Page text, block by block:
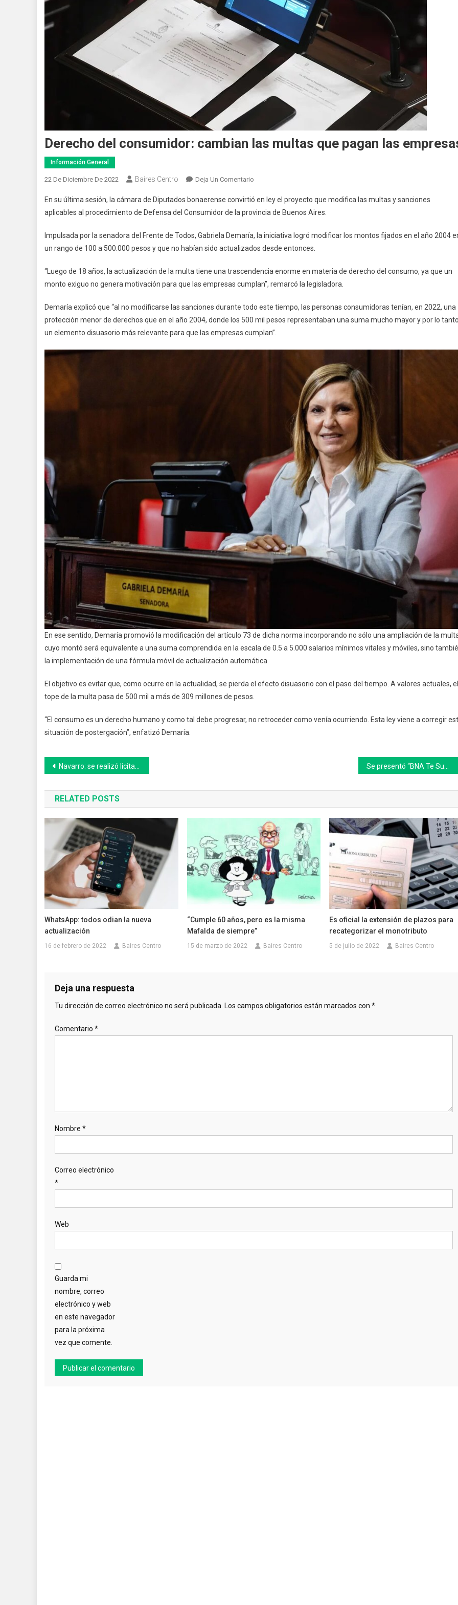
Derecho del consumidor: cambian las multas que pagan las
Información General
22 De Diciembre De 2022 Baires Centro Deja Un Comentario
Del
Consumidor:
Las
Multas
Pagan
Las
En su última sesión, la cámara de Diputados bonaerense convirtió en ley el proyecto que modifica las multas y sanciones
aplicables al procedimiento de Defensa del Consumidor de la provincia de Buenos Aires.
Impulsada por la senadora del Frente de Todos, Gabriela Demaría, la iniciativa logró modificar los montos fijados en el año 2004
un rango de 100 a 500.000 pesos y que no habían sido actualizados desde entonces.
“Luego de 18 años, la actualización de la multa tiene una trascendencia enorme en materia de derecho del consumo, ya que un
monto exiguo no genera motivación para que las empresas cumplan”, remarcó la legisladora.
Demaría explicó que “al no modificarse las sanciones durante todo este tiempo, las personas consumidoras tenían, en 2022, una
protección menor de derechos que en el año 2004, donde los 500 mil pesos representaban una suma mucho mayor y por lo
un elemento disuasorio más relevante para que las empresas cumplan”.
En ese sentido, Demaría promovió la modificación del artículo 73 de dicha norma incorporando no sólo una ampliación de la
cuyo montó será equivalente a una suma comprendida en la escala de 0.5 a 5.000 salarios mínimos vitales y móviles, sino
la implementación de una fórmula móvil de actualización automática.
El objetivo es evitar que, como ocurre en la actualidad, se pierda el efecto disuasorio con el paso del tiempo. A valores actuales, el
tope de la multa pasa de 500 mil a más de 309 millones de pesos.
“El consumo es un derecho humano y como tal debe progresar, no retroceder como venía ocurriendo. Esta ley viene a corregir
situación de postergación”, enfatizó Demaría.
Navegación
de
entradas
Navarro: se realizó licitación para realización de rampas, y reparación y ejecución de veredas Se presentó “BNA Te Suma”, el programa de Inclusión Financiera del Banco Nación
RELATED POSTS
WhatsApp: todos odian la nueva
actualización
16 de febrero de 2022 Baires Centro
“Cumple 60 años, pero es la misma
Mafalda de siempre”
15 de marzo de 2022 Baires Centro
Es oficial la extensión de plazos para
recategorizar el monotributo
5 de julio de 2022 Baires Centro
Deja una respuesta
Tu dirección de correo electrónico no será publicada. Los campos obligatorios están marcados con *
Comentario *
Nombre *
Correo electrónico
*
Web
Guarda mi
nombre, correo
electrónico y web
en este navegador
para la próxima
vez que comente.